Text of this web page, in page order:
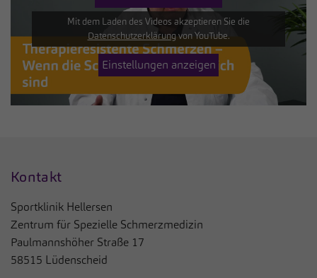
Mit dem Laden des Videos akzeptieren Sie die
Datenschutzerklärungvon YouTube.
Einstellungen anzeigen
Kontakt
Sportklinik Hellersen
Zentrum für Spezielle Schmerzmedizin
Paulmannshöher Straße 17
58515 Lüdenscheid